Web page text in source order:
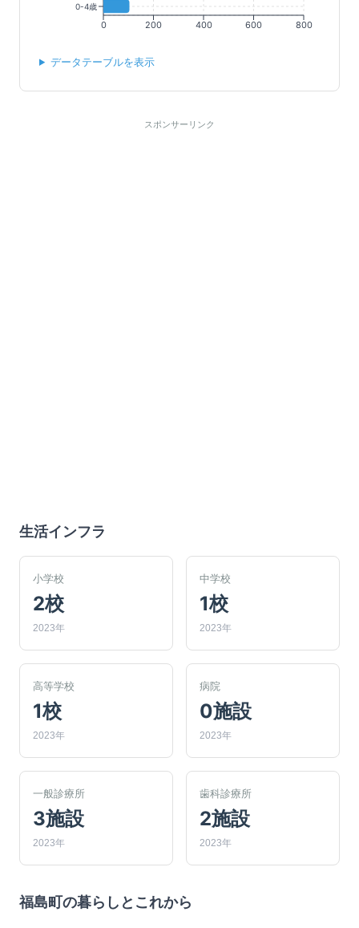
0 200 400 600 800
0-4歳
データテーブルを表示
スポンサーリンク
生活インフラ
小学校
2校
2023年
中学校
1校
2023年
高等学校
1校
2023年
病院
0施設
2023年
一般診療所
3施設
2023年
歯科診療所
2施設
2023年
福島町 の暮らしとこれから